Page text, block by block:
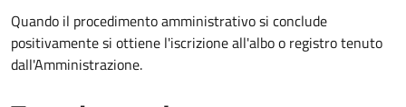
Quando il procedimento amministrativo si conclude
positivamente si ottiene l'iscrizione all'albo o registro tenuto
dall'Amministrazione.